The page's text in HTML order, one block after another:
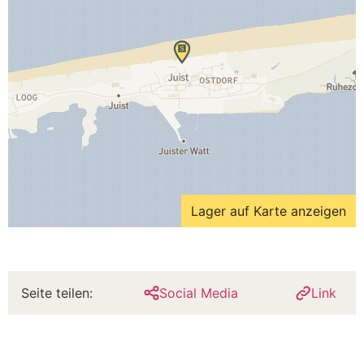
Lager auf Karte anzeigen
Seite teilen: Social Media Link